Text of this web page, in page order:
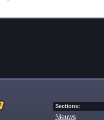
Sections:
Nieuws